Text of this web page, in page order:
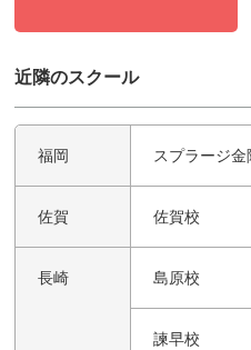
近隣のスクール
福岡 スプラージ金
佐賀 佐賀校
長崎 島原校
諫早校